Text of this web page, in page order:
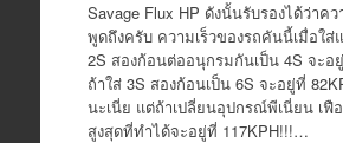
Savage Flux HP ดังนั้นรับรองได้ว่าค
พูดถึงครับ ความเร็วของรถคันนี้เมื่อใส่
2S สองก้อนต่ออนุกรมกันเป็น 4S จะอ
ถ้าใส่ 3S สองก้อนเป็น 6S จะอยู่ที่
นะเนี่ย แต่ถ้าเปลี่ยนอุปกรณ์พีเนี่ยน เฟื
สูงสุดที่ทำได้จะอยู่ที่ 117KPH!!!…